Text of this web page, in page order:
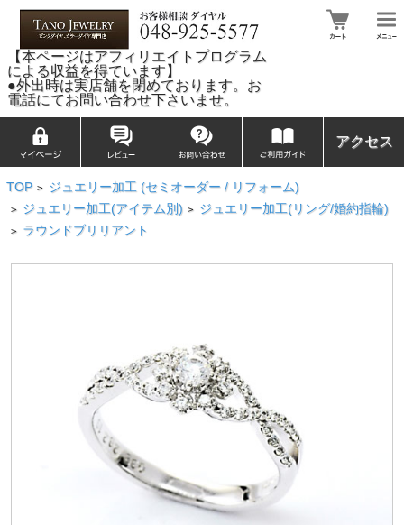
【本ページはアフィリエイトプログラム
による収益を得ています】
●外出時は実店舗を閉めております。お
電話にてお問い合わせ下さいませ。
アクセス
TOP > ジュエリー加工 (セミオーダー / リフォーム)
> ジュエリー加工(アイテム別) > ジュエリー加工(リング/婚約指輪)
> ラウンドブリリアント